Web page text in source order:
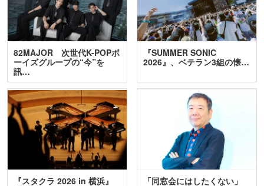
82MAJOR 次世代K-POPボ
ーイズグループの“今”を
訊…
『SUMMER SONIC
2026』、ベテラン3組の懐…
『スタクラ 2026 in 横浜』
「同窓会にはしたくない」